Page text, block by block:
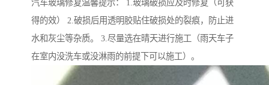
汽车玻璃修复温馨提示： 1.玻璃破损应及时修复（可获
得的效） 2.破损后用透明胶贴住破损处的裂痕，防止进
水和灰尘等杂质。 3.尽量选在晴天进行施工（雨天车子
在室内没洗车或没淋雨的前提下可以施工）。